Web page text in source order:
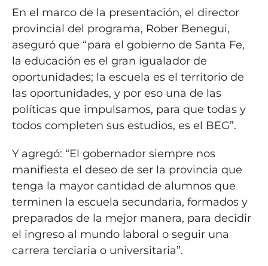
En el marco de la presentación, el director
provincial del programa, Rober Benegui,
aseguró que “para el gobierno de Santa Fe,
la educación es el gran igualador de
oportunidades; la escuela es el territorio de
las oportunidades, y por eso una de las
políticas que impulsamos, para que todas y
todos completen sus estudios, es el BEG”.
Y agregó: “El gobernador siempre nos
manifiesta el deseo de ser la provincia que
tenga la mayor cantidad de alumnos que
terminen la escuela secundaria, formados y
preparados de la mejor manera, para decidir
el ingreso al mundo laboral o seguir una
carrera terciaria o universitaria”.